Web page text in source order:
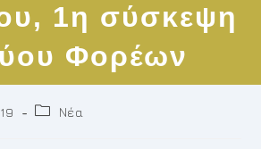
1η σύσκεψη
Φορέων
PostΝέα